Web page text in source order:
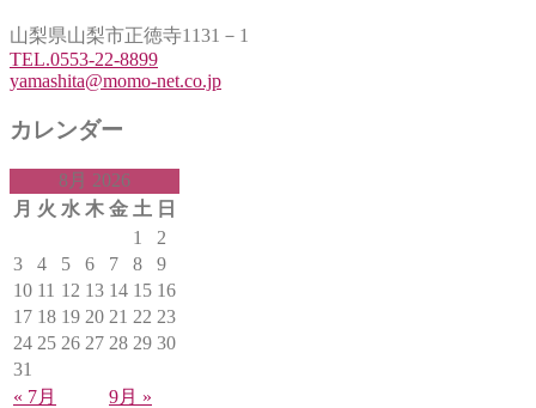
山梨県山梨市正徳寺1131－1
TEL.0553-22-8899
yamashita@momo-net.co.jp
カレンダー
8月 2026
月 火 水 木 金 土 日
1
2
3
4 5 6 7 8
9
10 11 12 13 14 15 16
17 18 19 20 21 22 23
24 25 26 27 28 29 30
31
« 7月
9月 »